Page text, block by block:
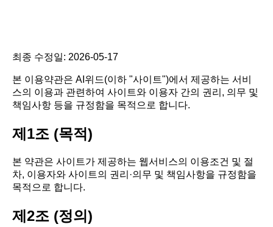
최종 수정일: 2026-05-17
본 이용약관은 AI위드(이하 "사이트")에서 제공하는 서비
스의 이용과 관련하여 사이트와 이용자 간의 권리, 의무 및
책임사항 등을 규정함을 목적으로 합니다.
제1조 (목적)
본 약관은 사이트가 제공하는 웹서비스의 이용조건 및 절
차, 이용자와 사이트의 권리·의무 및 책임사항을 규정함을
목적으로 합니다.
제2조 (정의)